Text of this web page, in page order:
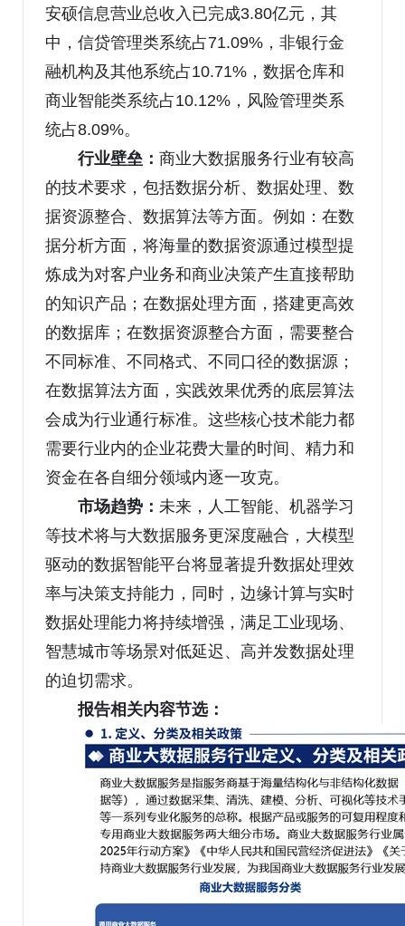
安硕信息营业总收入已完成3.80亿元，其
中，信贷管理类系统占71.09%，非银行金
融机构及其他系统占10.71%，数据仓库和
商业智能类系统占10.12%，风险管理类系
统占8.09%。
行业壁垒： 商业大数据服务行业有较高
的技术要求，包括数据分析、数据处理、数
据资源整合、数据算法等方面。例如：在数
据分析方面，将海量的数据资源通过模型提
炼成为对客户业务和商业决策产生直接帮助
的知识产品；在数据处理方面，搭建更高效
的数据库；在数据资源整合方面，需要整合
不同标准、不同格式、不同口径的数据源；
在数据算法方面，实践效果优秀的底层算法
会成为行业通行标准。这些核心技术能力都
需要行业内的企业花费大量的时间、精力和
资金在各自细分领域内逐一攻克。
市场趋势： 未来，人工智能、机器学习
等技术将与大数据服务更深度融合，大模型
驱动的数据智能平台将显著提升数据处理效
率与决策支持能力，同时，边缘计算与实时
数据处理能力将持续增强，满足工业现场、
智慧城市等场景对低延迟、高并发数据处理
的迫切需求。
报告相关内容节选：